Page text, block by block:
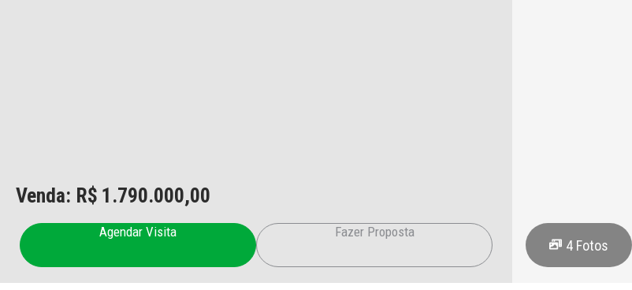
Venda: R$ 1.790.000,00
Agendar Visita Fazer Proposta
4 Fotos